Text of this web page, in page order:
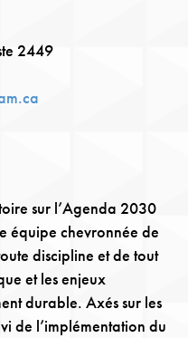
2449
sur l’Agenda 2030
équipe chevronnée de
discipline et de tout
et les enjeux
durable. Axés sur les
de l’implémentation du